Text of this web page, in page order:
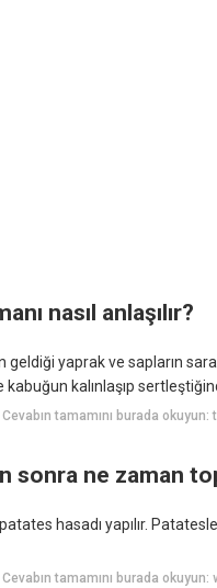
nasıl anlaşılır?
geldiği yaprak ve sapların
kabuğun kalınlaşıp
Cevabın tamamını burada
sonra ne zaman
hasadı yapılır.
Cevabın tamamını burada